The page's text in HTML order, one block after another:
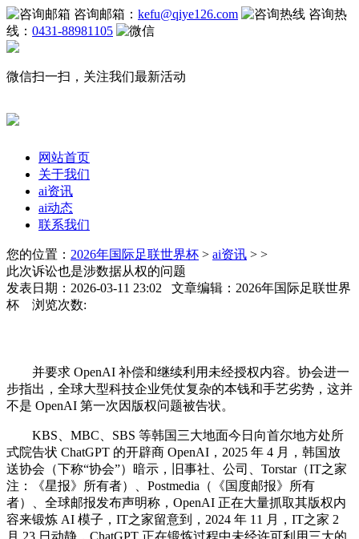
咨询邮箱： kefu@qiye126.com
咨询热
线： 0431-88981105
微信扫一扫，关注我们最新活动
网站首页
关于我们
ai资讯
ai动态
联系我们
您的位置： 2026年国际足联世界杯 > ai资讯 > >
此次诉讼也是涉数据从权的问题
发表日期：2026-03-11 23:02 文章编辑：2026年国际足联世界
杯 浏览次数:
并要求 OpenAI 补偿和继续利用未经授权内容。协会进一
步指出，全球大型科技企业凭仗复杂的本钱和手艺劣势，这并
不是 OpenAI 第一次因版权问题被告状。
KBS、MBC、SBS 等韩国三大地面今日向首尔地方处所
式院告状 ChatGPT 的开辟商 OpenAI，2025 年 4 月，韩国放
送协会（下称“协会”）暗示，旧事社、公司、Torstar（IT之家
注：《星报》所有者）、Postmedia（《国度邮报》所有
者）、全球邮报发布声明称，OpenAI 正在大量抓取其版权内
容来锻炼 AI 模子，IT之家留意到，2024 年 11 月，IT之家 2
月 23 日动静，ChatGPT 正在锻炼过程中未经许可利用三大的